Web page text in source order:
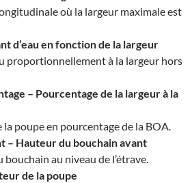
où la largeur maximale est
d’eau en fonction de la largeur
proportionnellement à la largeur hors
– Pourcentage de la largeur à la
poupe en pourcentage de la BOA.
– Hauteur du bouchain avant
au niveau de l’étrave.
de la poupe